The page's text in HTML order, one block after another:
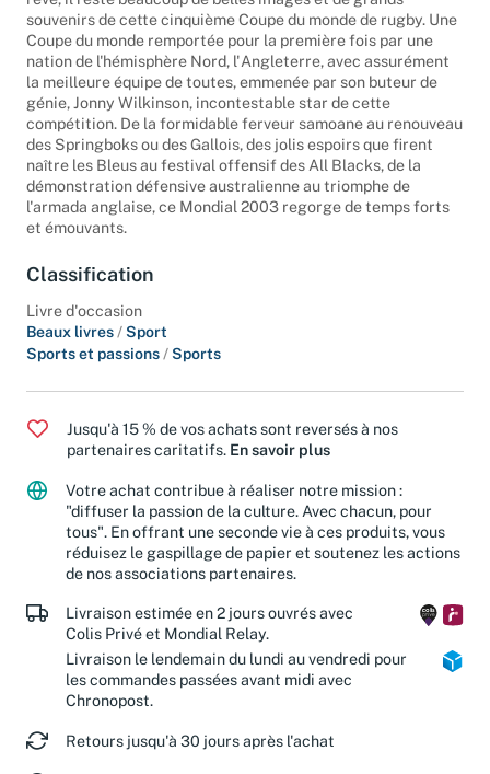
rêve, il reste beaucoup de belles images et de grands
souvenirs de cette cinquième Coupe du monde de rugby. Une
Coupe du monde remportée pour la première fois par une
nation de l'hémisphère Nord, l'Angleterre, avec assurément
la meilleure équipe de toutes, emmenée par son buteur de
génie, Jonny Wilkinson, incontestable star de cette
compétition. De la formidable ferveur samoane au renouveau
des Springboks ou des Gallois, des jolis espoirs que firent
naître les Bleus au festival offensif des All Blacks, de la
démonstration défensive australienne au triomphe de
l'armada anglaise, ce Mondial 2003 regorge de temps forts
Classification
Livre d'occasion
Beaux livres /Sport
Jusqu'à 15 % de vos achats sont reversés à nos
partenaires caritatifs.
En savoir plus
Votre achat contribue à réaliser notre mission :
"diffuser la passion de la culture. Avec chacun, pour
tous". En offrant une seconde vie à ces produits, vous
réduisez le gaspillage de papier et soutenez les actions
de nos associations partenaires.
Livraison estimée en 2 jours ouvrés avec
Colis Privé et Mondial Relay.
Livraison le lendemain du lundi au vendredi pour
les commandes passées avant midi avec
Retours jusqu'à 30 jours après l'achat